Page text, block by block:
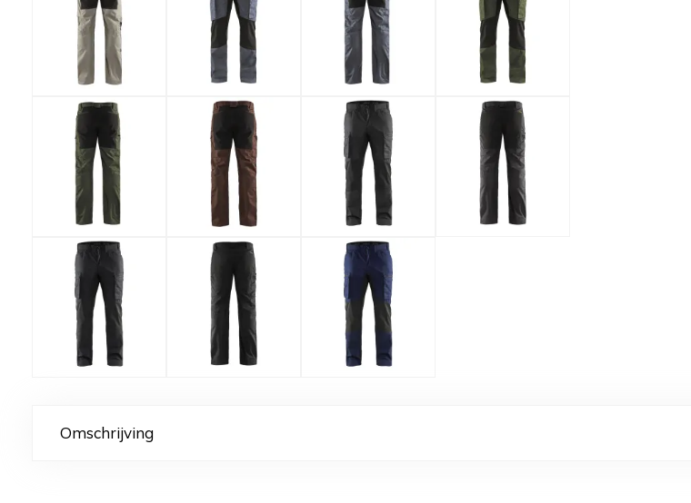
Omschrijving